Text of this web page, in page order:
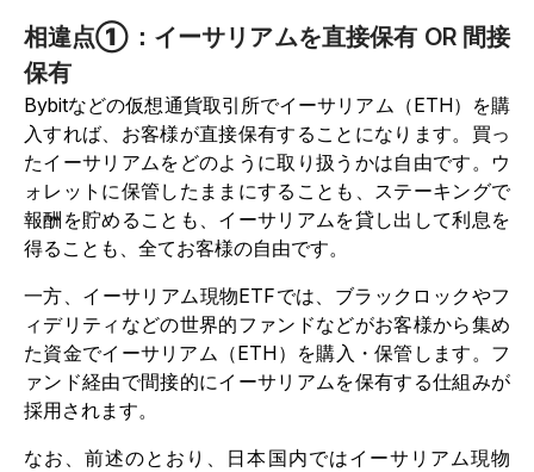
相違点①：イーサリアムを直接保有 OR 間接
保有
Bybitなどの仮想通貨取引所でイーサリアム（ETH）を購
入すれば、お客様が直接保有することになります。買っ
たイーサリアムをどのように取り扱うかは自由です。ウ
ォレットに保管したままにすることも、ステーキングで
報酬を貯めることも、イーサリアムを貸し出して利息を
得ることも、全てお客様の自由です。
一方、イーサリアム現物ETFでは、ブラックロックやフ
ィデリティなどの世界的ファンドなどがお客様から集め
た資金でイーサリアム（ETH）を購入・保管します。フ
ァンド経由で間接的にイーサリアムを保有する仕組みが
採用されます。
なお、前述のとおり、日本国内ではイーサリアム現物